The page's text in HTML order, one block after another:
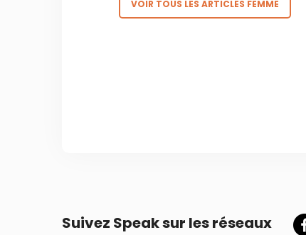
VOIR TOUS LES ARTICLES FEMME
Suivez Speak sur les réseaux